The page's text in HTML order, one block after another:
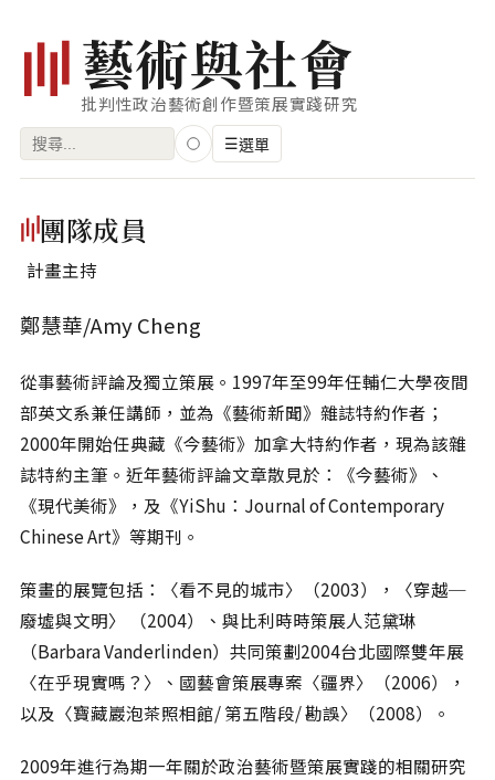
藝術與社會
批判性政治藝術創作暨策展實踐研究
搜
鍵
字:
☰選單
專題
索引
關鍵字
標籤雲
相關網站
關於
關於本站
團隊成員
出版品
團隊成員
計畫主持
鄭慧華/Amy Cheng
從事藝術評論及獨立策展。1997年至99年任輔仁大學夜間
部英文系兼任講師，並為《藝術新聞》雜誌特約作者；
2000年開始任典藏《今藝術》加拿大特約作者，現為該雜
誌特約主筆。近年藝術評論文章散見於：《今藝術》、
《現代美術》，及《YiShu：Journal of Contemporary
Chinese Art》等期刊。
策畫的展覽包括：〈看不見的城市〉（2003），〈穿越─
廢墟與文明〉 （2004）、與比利時時策展人范黛琳
（Barbara Vanderlinden）共同策劃2004台北國際雙年展
〈在乎現實嗎？〉、國藝會策展專案〈疆界〉（2006），
以及〈寶藏巖泡茶照相館/ 第五階段/ 勘誤〉（2008）。
2009年進行為期一年關於政治藝術暨策展實踐的相關研究